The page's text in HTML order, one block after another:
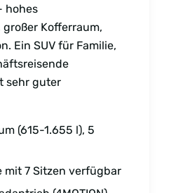
hohes
Kofferraum,
Ein SUV für Familie,
sehr guter
(615-1.655 l), 5
mit 7 Sitzen verfügbar